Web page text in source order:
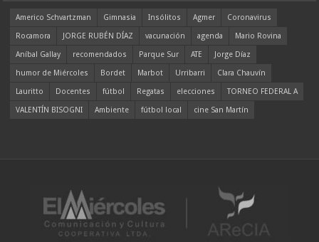
Americo Schvartzman Gimnasia Insólitos Agmer
Coronavirus
Rocamora
JORGE RUBÉN DÍAZ vacunación agenda
Mario Rovina
Aníbal Gallay
recomendados Parque Sur ATE
Jorge Díaz
humor de Miércoles
Bordet Marbot Urribarri
Clara Chauvín
Lauritto
Docentes fútbol Regatas elecciones
TORNEO FEDERAL A
VALENTÍN BISOGNI
Ambiente fútbol local cine San Martín